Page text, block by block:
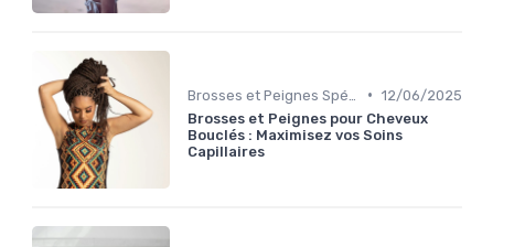
• 12/06/2025
Brosses et Peignes pour Cheveux
Bouclés : Maximisez vos Soins
Capillaires